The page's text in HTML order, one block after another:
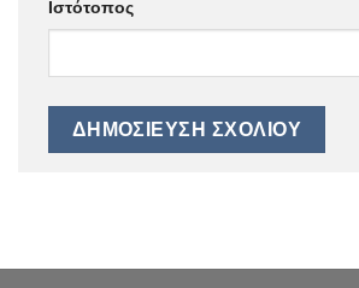
Ιστότοπος